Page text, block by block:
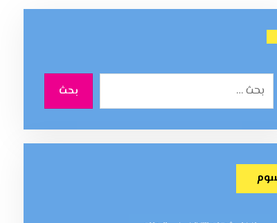
بحث